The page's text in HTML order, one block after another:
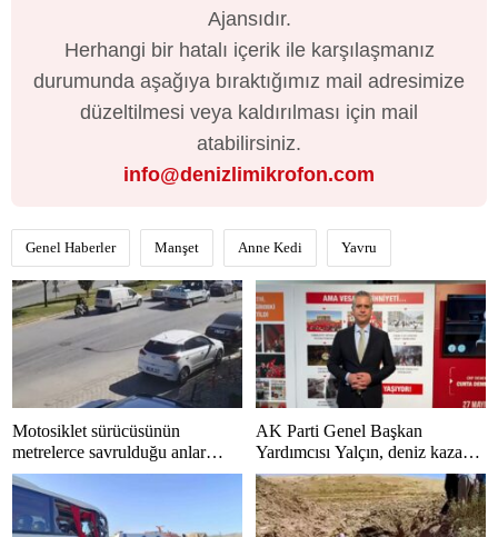
Ajansıdır.
Herhangi bir hatalı içerik ile karşılaşmanız
durumunda aşağıya bıraktığımız mail adresimize
düzeltilmesi veya kaldırılması için mail
atabilirsiniz.
info@denizlimikrofon.com
Genel Haberler Manşet Anne Kedi Yavru
Motosiklet sürücüsünün
metrelerce savrulduğu anlar
güvenlik kamerasında
AK Parti Genel Başkan
Yardımcısı Yalçın, deniz kazası
sonrası hastaneye kaldırıldı